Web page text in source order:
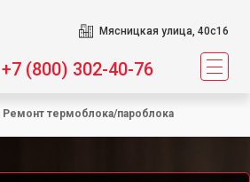
Мясницкая улица, 40с16
+7 (800) 302-40-76
Ремонт термоблока/пароблока